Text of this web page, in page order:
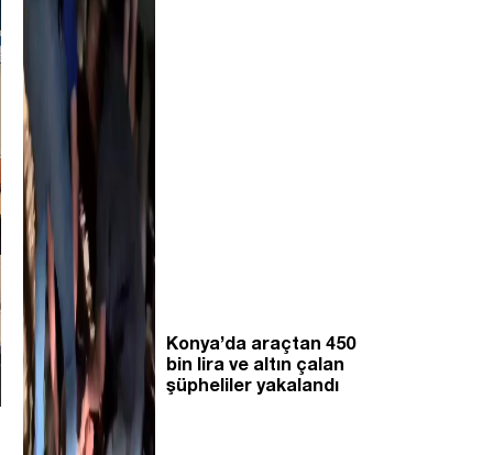
Konya’da araçtan 450
bin lira ve altın çalan
şüpheliler yakalandı